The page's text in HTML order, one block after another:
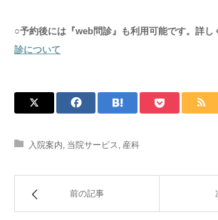
○予約後には『web問診』も利用可能です。詳
診について
入院案内 当院サービス 産科
前の記事